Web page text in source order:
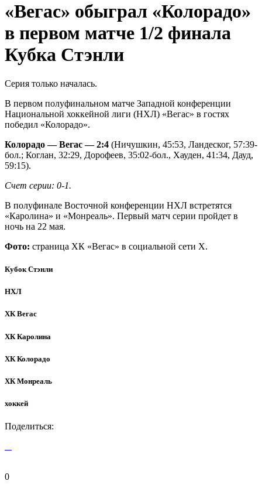
«Вегас» обыграл «Колорадо»
в первом матче 1/2 финала
Кубка Стэнли
Серия только началась.
В первом полуфинальном матче Западной конференции
Национальной хоккейной лиги (НХЛ) «Вегас» в гостях
победил «Колорадо».
Колорадо — Вегас — 2:4 (Ничушкин, 45:53, Ландеског, 57:39-
бол.; Коглан, 32:29, Дорофеев, 35:02-бол., Хауден, 41:34, Дауд,
59:15).
Счет серии: 0-1.
В полуфинале Восточной конференции НХЛ встретятся
«Каролина» и «Монреаль». Первый матч серии пройдет в
ночь на 22 мая.
Фото: страница ХК «Вегас» в социальной сети X.
Кубок Стэнли
НХЛ
ХК Вегас
ХК Каролина
ХК Колорадо
ХК Монреаль
хоккей
Поделиться:
0